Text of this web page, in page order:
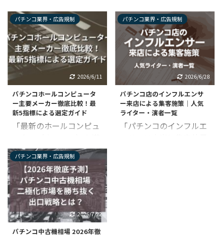
しまう店舗は珍しくあり
ません。 しかしファンを
育成するコツさえつかん
でしまえば、Xはフォロ
ワーを顧客へとつなげら
れるポテンシャルを秘め
た集客ツールです。 この
記事ではSNS集客にお悩
みの方に向け ...
ど、店舗へ足を運ぶ前に
口コミを確認して他店と
比較する傾向が強まって
います。 悪質なレビュー
を放置すれば、MEO順位
の低下を招き、目に見え
ない形で大きな機会損失
を生みかねません。 この
記事で ...
するべき？」 「女性向け
の店舗づくりって何をし
たらいいのか分からな
い」 パチンコ店の来店人
数や売上が減少するなか
で、男性客ばかりの店内
状況に危機感を持ってい
ませんか？ 近年は女性客
が入りやすい店舗づくり
に力を入れる店舗が増え
つつあり、集客力にも差
ため、現在もし男性客の
比率が高い状況であれ
ば、女性向け施策によっ
て新たな集客導線を作れ
る可能性が高いです。 こ
の記事では、女性客がパ
チンコ店に来店しない理
えたのに、実際の来店に
繋がらない」 「たまに若
いお客様が来ても、常連
の高齢層が作る空気感に
馴染めずすぐ帰ってしま
う」 このように、多くの
パチンコ店では新規若年
層の獲得に頭を悩ませて
います。 「効率（タイ
パ）」を重視する今の若
者に、長時間拘束・高投
パチンコ業界・広告規制
2026/6/11
パチンコホールコンピュータ
ー主要メーカー徹底比較！最
新5指標による選定ガイド
「最新のホールコンピュ
入したいが、メーカーご
との違いが多すぎて自社
に合うものが分からな
い……」 「新紙幣対応や
スマート遊技機への投資
が重なる中で、本当にホ
ルコンで利益が改善する
のか確信が持てない」 経
パチンコ業界・広告規制
2026/6/28
パチンコ店のインフルエンサ
ー来店による集客施策｜人気
ライター・演者一覧
「パチンコのインフルエ
パチンコ業界・広告規制
2026/7/22
パチンコ中古機相場 2026年徹